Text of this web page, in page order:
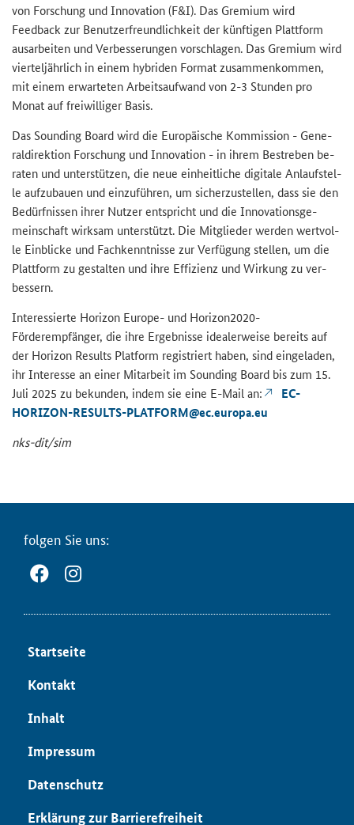
von For­schung und In­no­va­ti­on (F&I). Das Gre­mi­um wird
Feedback zur Be­nut­zer­freund­lich­keit der künf­ti­gen Platt­form
aus­ar­bei­ten und Ver­bes­se­run­gen vor­schla­gen. Das Gre­mi­um wird
vier­tel­jähr­lich in einem hy­bri­den For­mat zu­sam­men­kom­men,
mit einem er­war­te­ten Ar­beits­auf­wand von 2-3 Stun­den pro
Monat auf frei­wil­li­ger Basis.
Das Sounding Boardwird die Eu­ro­päi­sche Kom­mis­si­on - Ge­ne­
ral­di­rek­ti­on For­schung und In­no­va­ti­on - in ihrem Be­stre­ben be­
ra­ten und un­ter­stüt­zen, die neue ein­heit­li­che di­gi­ta­le An­lauf­stel­
le auf­zu­bau­en und ein­zu­füh­ren, um si­cher­zu­stel­len, dass sie den
Be­dürf­nis­sen ihrer Nut­zer ent­spricht und die In­no­va­ti­ons­ge­
mein­schaft wirk­sam un­ter­stützt. Die Mit­glie­der wer­den wert­vol­
le Ein­bli­cke und Fach­kennt­nis­se zur Ver­fü­gung stel­len, um die
Platt­form zu ge­stal­ten und ihre Ef­fi­zi­enz und Wir­kung zu ver­
bes­sern.
In­ter­es­sier­te Ho­ri­zon Europe-​ und Horizon2020-​
Förderempfänger, die ihre Er­geb­nis­se idea­ler­wei­se be­reits auf
der Horizon Results Platform re­gis­triert haben, sind ein­ge­la­den,
ihr In­ter­es­se an einer Mit­ar­beit im Sounding Board bis zum 15.
Juli 2025 zu be­kun­den, indem sie eine E-​Mail an:
EC-​
HORIZON-RESULTS-PLATFORM@ec.eu­ro­pa.eu
nks-​dit/sim
fol­gen Sie uns:
Start­sei­te
Kon­takt
In­halt
Im­pres­sum
Da­ten­schutz
Er­klä­rung zur Bar­rie­re­frei­heit